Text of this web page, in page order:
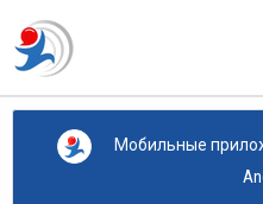
Мобильные